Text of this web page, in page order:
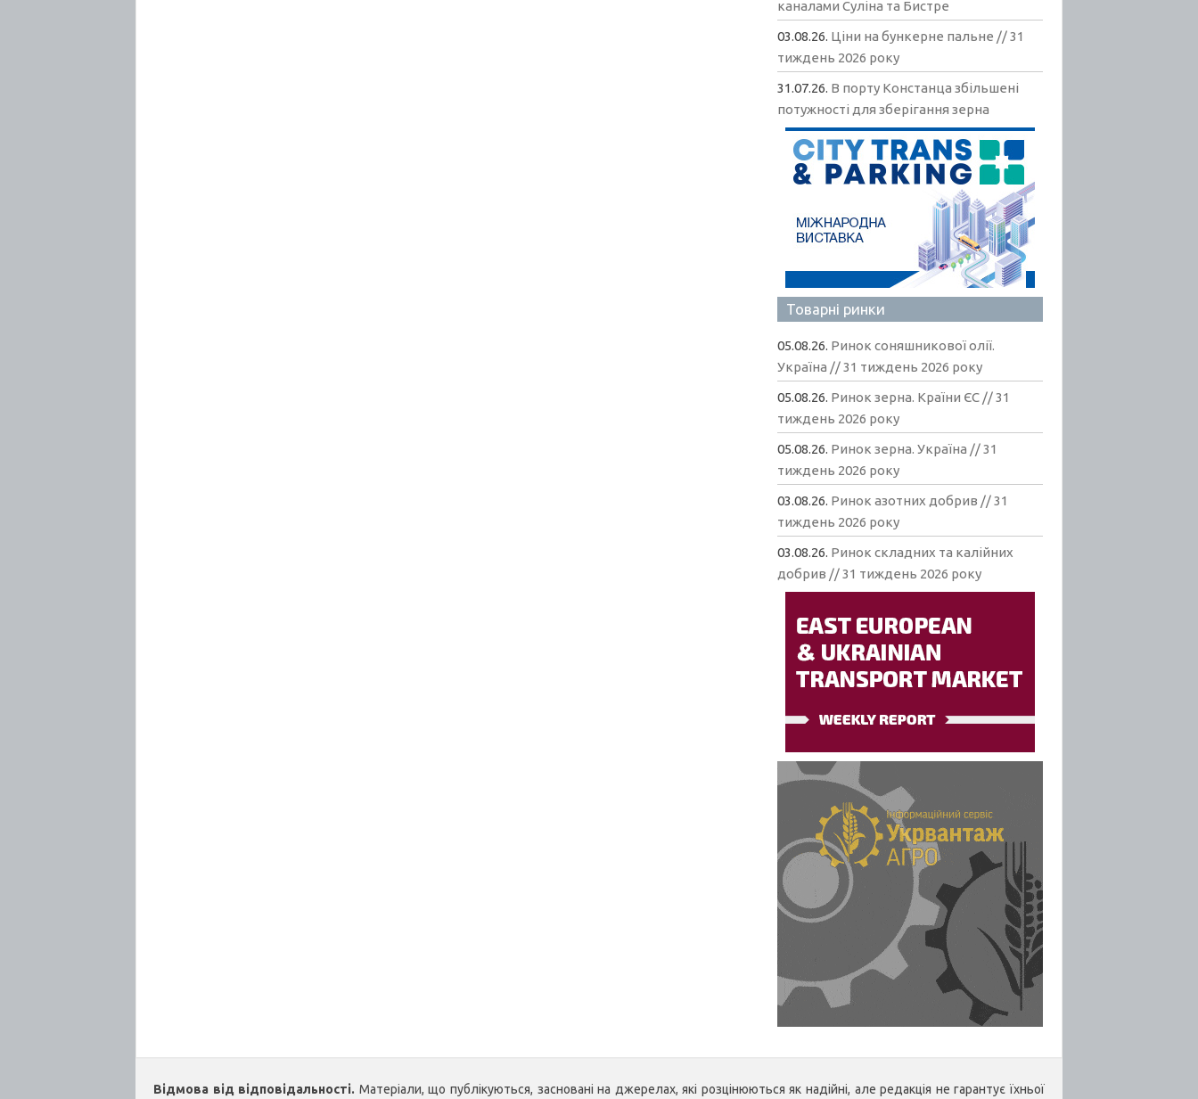
каналами Суліна та Бистре
03.08.26. Ціни на бункерне пальне // 31
тиждень 2026 року
31.07.26. В порту Констанца збільшені
потужності для зберігання зерна
Товарні ринки
05.08.26. Ринок соняшникової олії.
Україна // 31 тиждень 2026 року
05.08.26. Ринок зерна. Країни ЄС // 31
тиждень 2026 року
05.08.26. Ринок зерна. Україна // 31
тиждень 2026 року
03.08.26. Ринок азотних добрив // 31
тиждень 2026 року
03.08.26. Ринок складних та калійних
добрив // 31 тиждень 2026 року
Відмова від відповідальності. Матеріали, що публікуються, засновані на джерелах, які розцінюються як надійні, але редакція не гарантує їхньої